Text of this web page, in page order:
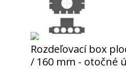
Rozdeľovací box
/ 160 mm - otočné